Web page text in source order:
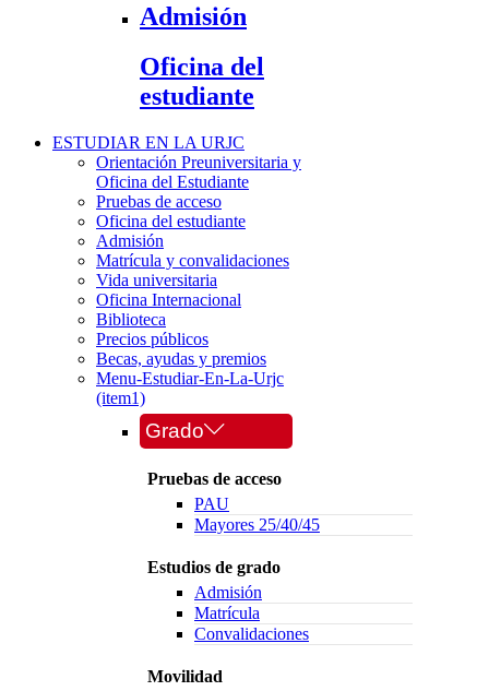
Admisión
Oficina del
estudiante
ESTUDIAR EN LA URJC
Orientación Preuniversitaria y
Oficina del Estudiante
Pruebas de acceso
Oficina del estudiante
Admisión
Matrícula y convalidaciones
Vida universitaria
Oficina Internacional
Biblioteca
Precios públicos
Becas, ayudas y premios
Menu-Estudiar-En-La-Urjc
(item1)
Grado
Pruebas de acceso
PAU
Mayores 25/40/45
Estudios de grado
Admisión
Matrícula
Convalidaciones
Movilidad